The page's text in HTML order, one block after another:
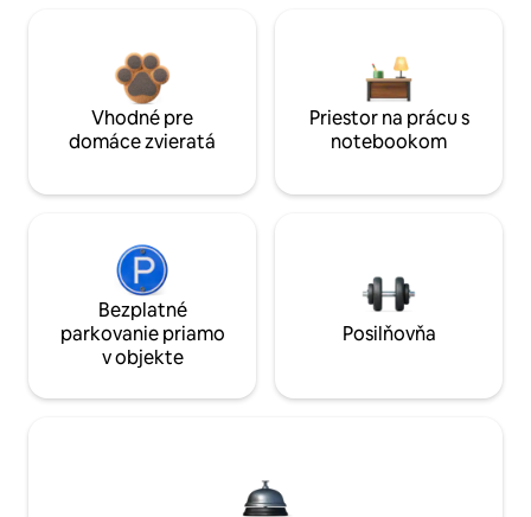
Vhodné pre
domáce zvieratá
Priestor na prácu s
notebookom
Bezplatné
parkovanie priamo
v objekte
Posilňovňa